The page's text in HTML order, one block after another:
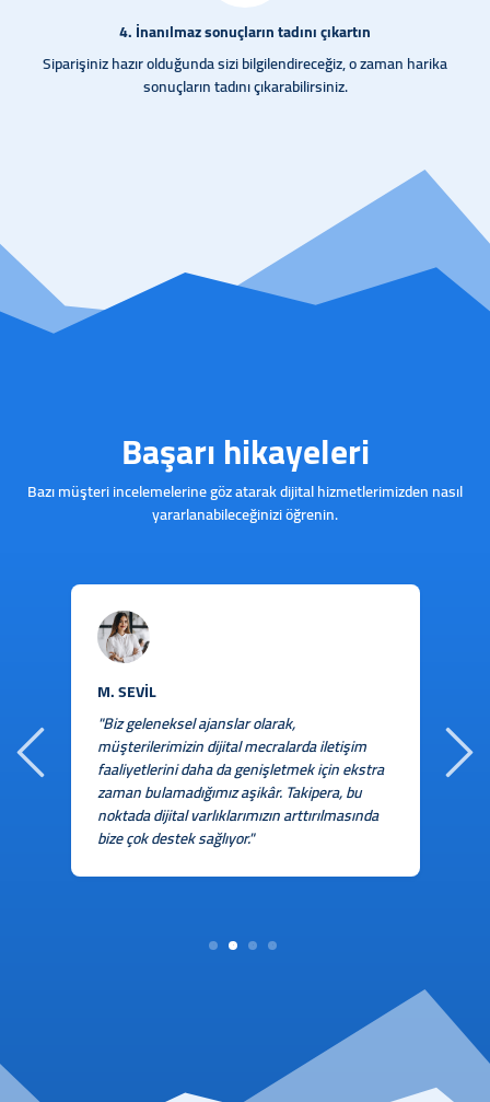
4. İnanılmaz sonuçların tadını çıkartın
Siparişiniz hazır olduğunda sizi bilgilendireceğiz, o zaman harika
sonuçların tadını çıkarabilirsiniz.
Başarı hikayeleri
Bazı müşteri incelemelerine göz atarak dijital hizmetlerimizden nasıl
yararlanabileceğinizi öğrenin.
M. SEVİL
"Biz geleneksel ajanslar olarak,
müşterilerimizin dijital mecralarda iletişim
faaliyetlerini daha da genişletmek için ekstra
zaman bulamadığımız aşikâr. Takipera, bu
noktada dijital varlıklarımızın arttırılmasında
bize çok destek sağlıyor."
2